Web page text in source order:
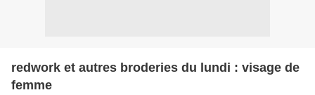
redwork et autres broderies du lundi : visage de
femme